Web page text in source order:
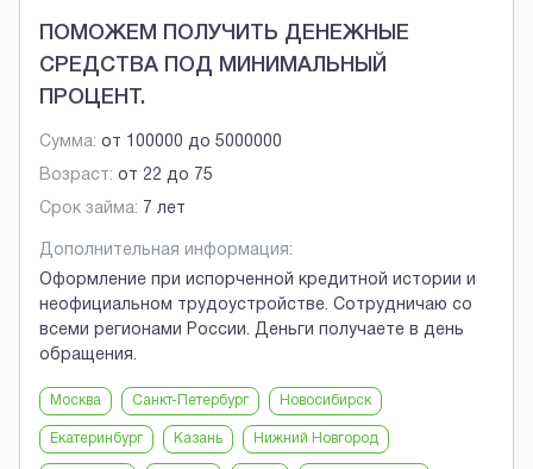
ПОМОЖЕМ ПОЛУЧИТЬ ДЕНЕЖНЫЕ
СРЕДСТВА ПОД МИНИМАЛЬНЫЙ
ПРОЦЕНТ.
Сумма: от 100000 до 5000000
Возраст: от 22 до 75
Срок займа: 7 лет
Дополнительная информация:
Оформление при испорченной кредитной истории и
неофициальном трудоустройстве. Сотрудничаю со
всеми регионами России. Деньги получаете в день
обращения.
Москва Санкт-Петербург Новосибирск
Екатеринбург Казань Нижний Новгород